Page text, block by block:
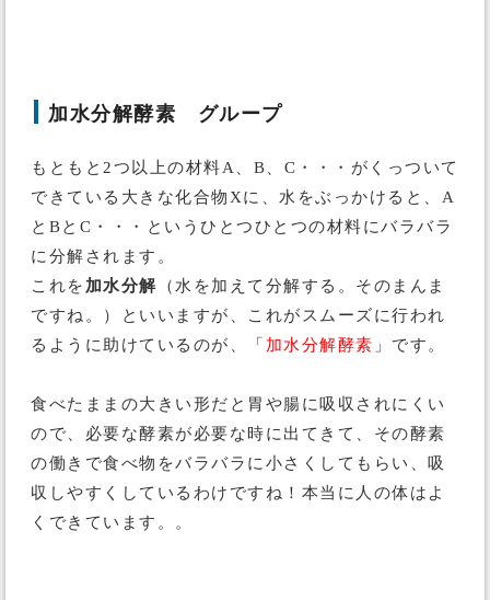
加水分解酵素 グループ
もともと2つ以上の材料A、B、C・・・がくっついて
できている大きな化合物Xに、水をぶっかけると、A
とBとC・・・というひとつひとつの材料にバラバラ
に分解されます。
これを 加水分解 （水を加えて分解する。そのまんま
ですね。）といいますが、これがスムーズに行われ
るように助けているのが、「 加水分解酵素 」です。
食べたままの大きい形だと胃や腸に吸収されにくい
ので、必要な酵素が必要な時に出てきて、その酵素
の働きで食べ物をバラバラに小さくしてもらい、吸
収しやすくしているわけですね！本当に人の体はよ
くできています。。